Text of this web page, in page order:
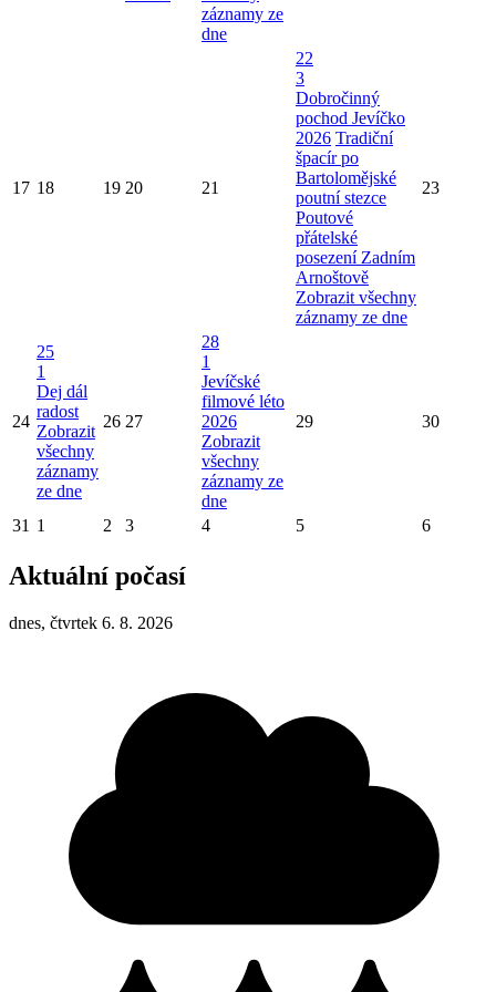
záznamy ze
dne
17 18 19 20 21
22
3
Dobročinný
pochod Jevíčko
2026 Tradiční
špacír po
Bartolomějské
poutní stezce
Poutové
přátelské
posezení Zadním
Arnoštově
Zobrazit všechny
záznamy ze dne
23
24
25
1
Dej dál
radost
Zobrazit
všechny
záznamy
ze dne
26 27
28
1
Jevíčské
filmové léto
2026
Zobrazit
všechny
záznamy ze
dne
29 30
31 1 2 3 4 5 6
Aktuální počasí
dnes, čtvrtek 6. 8. 2026